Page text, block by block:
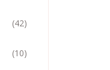
(42)
(10)